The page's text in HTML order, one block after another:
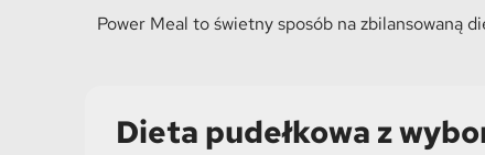
Power Meal to świetny sposób na zbilansowaną
Dieta pudełkowa z